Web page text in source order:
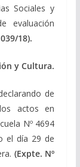
Sociales y
evaluación
18).
y Cultura.
de
actos en
Nº 4694
el día 29 de
(Expte. Nº